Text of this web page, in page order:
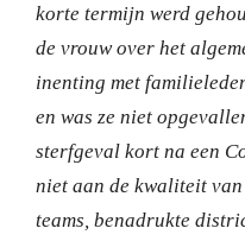
korte termijn werd
de vrouw over het
inenting met
en was ze niet
sterfgeval kort na een
niet aan de kwaliteit
teams, benadrukte